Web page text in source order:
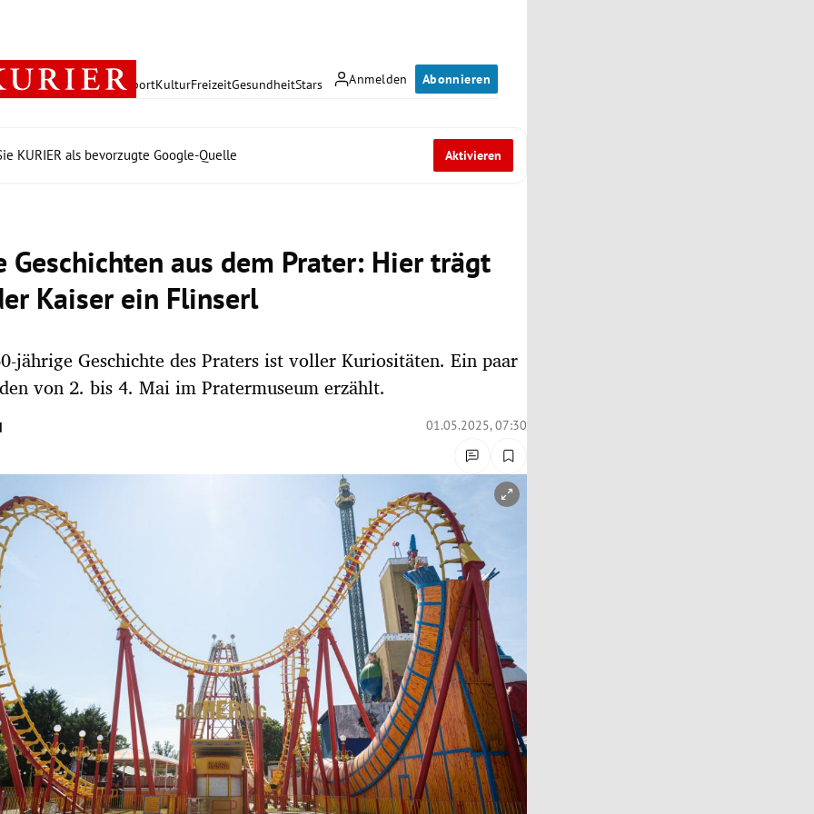
Anmelden Abonnieren
PolitikWirtschaft SportKulturFreizeitGesundheitStars
KURIER als bevorzugte Google-Quelle Aktivieren
Geschichten aus dem Prater: Hier trägt
Kaiser ein Flinserl
jährige Geschichte des Praters ist voller Kuriositäten. Ein paar
von 2. bis 4. Mai im Pratermuseum erzählt.
01.05.2025, 07:30
öffnen/schließen